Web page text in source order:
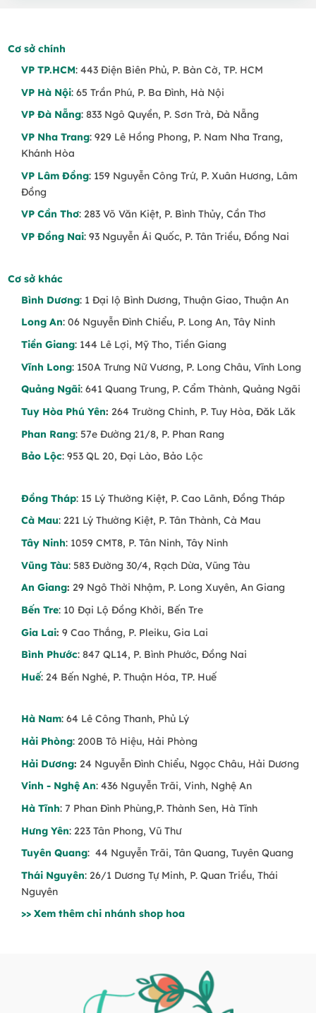
Cơ sở chính
VP TP.HCM: 443 Điện Biên Phủ, P. Bàn Cờ, TP. HCM
VP Hà Nội: 65 Trần Phú, P. Ba Đình, Hà Nội
VP Đà Nẵng: 833 Ngô Quyền, P. Sơn Trà, Đà Nẵng
VP Nha Trang: 929 Lê Hồng Phong, P. Nam Nha Trang,
Khánh Hòa
VP Lâm Đồng: 159 Nguyễn Công Trứ, P. Xuân Hương, Lâm
Đồng
VP Cần Thơ: 283 Võ Văn Kiệt, P. Bình Thủy, Cần Thơ
VP Đồng Nai: 93 Nguyễn Ái Quốc, P. Tân Triều, Đồng Nai
Cơ sở khác
Bình Dương: 1 Đại lộ Bình Dương, Thuận Giao, Thuận An
Long An: 06 Nguyễn Đình Chiểu, P. Long An, Tây Ninh
Tiền Giang: 144 Lê Lợi, Mỹ Tho, Tiền Giang
Vĩnh Long: 150A Trưng Nữ Vương, P. Long Châu, Vĩnh Long
Quảng Ngãi: 641 Quang Trung, P. Cẩm Thành, Quảng Ngãi
Tuy Hòa Phú Yên: 264 Trường Chinh, P. Tuy Hòa, Đăk Lăk
Phan Rang: 57e Đường 21/8, P. Phan Rang
Bảo Lộc: 953 QL 20, Đại Lào, Bảo Lộc
Đồng Tháp: 15 Lý Thường Kiệt, P. Cao Lãnh, Đồng Tháp
Cà Mau: 221 Lý Thường Kiệt, P. Tân Thành, Cà Mau
Tây Ninh: 1059 CMT8, P. Tân Ninh, Tây Ninh
Vũng Tàu: 583 Đường 30/4, Rạch Dừa, Vũng Tàu
An Giang: 29 Ngô Thời Nhậm, P. Long Xuyên, An Giang
Bến Tre: 10 Đại Lộ Đồng Khởi, Bến Tre
Gia Lai: 9 Cao Thắng, P. Pleiku, Gia Lai
Bình Phước: 847 QL14, P. Bình Phước, Đồng Nai
Huế: 24 Bến Nghé, P. Thuận Hóa, TP. Huế
Hà Nam: 64 Lê Công Thanh, Phủ Lý
Hải Phòng: 200B Tô Hiệu, Hải Phòng
Hải Dương: 24 Nguyễn Đình Chiểu, Ngọc Châu, Hải Dương
Vinh - Nghệ An: 436 Nguyễn Trãi, Vinh, Nghệ An
Hà Tĩnh: 7 Phan Đình Phùng,P. Thành Sen, Hà Tĩnh
Hưng Yên: 223 Tân Phong, Vũ Thư
Tuyên Quang: 44 Nguyễn Trãi, Tân Quang, Tuyên Quang
Thái Nguyên: 26/1 Dương Tự Minh, P. Quan Triều, Thái
Nguyên
>> Xem thêm chi nhánh shop hoa